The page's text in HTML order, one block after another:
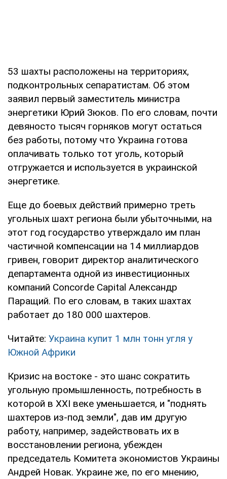
53 шахты расположены на территориях,
подконтрольных сепаратистам. Об этом
заявил первый заместитель министра
энергетики Юрий Зюков. По его словам, почти
девяносто тысяч горняков могут остаться
без работы, потому что Украина готова
оплачивать только тот уголь, который
отгружается и используется в украинской
энергетике.
Еще до боевых действий примерно треть
угольных шахт региона были убыточными, на
этот год государство утверждало им план
частичной компенсации на 14 миллиардов
гривен, говорит директор аналитического
департамента одной из инвестиционных
компаний Concorde Capital Александр
Паращий. По его словам, в таких шахтах
работает до 180 000 шахтеров.
Читайте: Украина купит 1 млн тонн угля у
Южной Африки
Кризис на востоке - это шанс сократить
угольную промышленность, потребность в
которой в XXI веке уменьшается, и "поднять
шахтеров из-под земли", дав им другую
работу, например, задействовать их в
восстановлении региона, убежден
председатель Комитета экономистов Украины
Андрей Новак. Украине же, по его мнению,